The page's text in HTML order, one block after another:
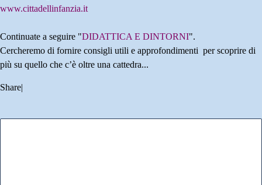
www.cittadellinfanzia.it
Continuate a seguire "DIDATTICA E DINTORNI".
Cercheremo di fornire consigli utili e approfondimenti per scoprire di
più su quello che c’è oltre una cattedra...
Share|